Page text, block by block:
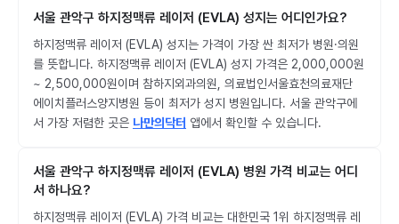
서울 관악구 하지정맥류 레이저 (EVLA) 성지는 어디인가요?
하지정맥류 레이저 (EVLA) 성지는 가격이 가장 싼 최저가 병원·의원
를 뜻합니다. 하지정맥류 레이저 (EVLA) 성지 가격은 2,000,000원
~ 2,500,000원이며 참하지외과의원, 의료법인서울효천의료재단
에이치플러스양지병원 등이 최저가 성지 병원입니다. 서울 관악구에
서 가장 저렴한 곳은 나만의닥터 앱에서 확인할 수 있습니다.
서울 관악구 하지정맥류 레이저 (EVLA) 병원 가격 비교는 어디
서 하나요?
하지정맥류 레이저 (EVLA) 가격 비교는 대한민국 1위 하지정맥류 레